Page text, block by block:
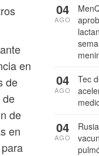
en
de
de
de
en
04
AGO
Tec
04
AGO
04
AGO